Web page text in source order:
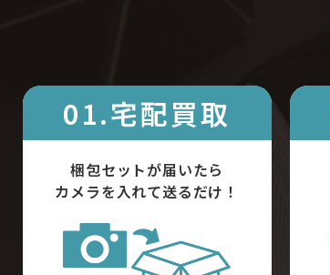
01.宅配買取
梱包セットが届いたら
カメラを入れて送るだけ！